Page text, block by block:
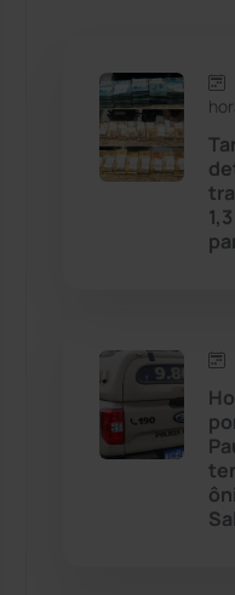
Caetité
Candiba
Cândido Sales
Caturama
Chapada